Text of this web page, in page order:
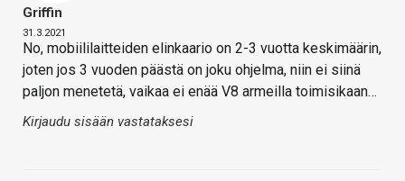
Griffin
31.3.2021
No, mobiililaitteiden elinkaario on 2-3 vuotta keskimäärin,
joten jos 3 vuoden päästä on joku ohjelma, niin ei siinä
paljon menetetä, vaikaa ei enää V8 armeilla toimisikaan…
Kirjaudu sisään vastataksesi